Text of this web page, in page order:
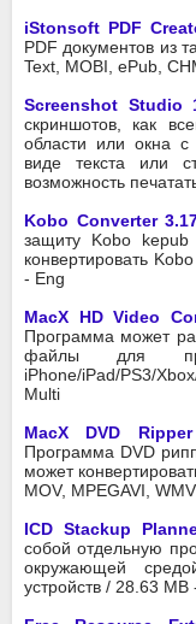
iStonsoft PDF
PDF документов из
Text, MOBI, ePub,
Screenshot Studio
скриншотов, как
области или окна с
виде текста или
возможность
Kobo Converter
защиту Kobo
конвертировать
- Eng
MacX HD Video
Программа может
файлы для
iPhone/iPad/PS3/
Multi
MacX DVD
Программа DVD
может
MOV, MPEGAVI,
ICD Stackup
собой отдельную
окружающей
устройств / 28.63 MB